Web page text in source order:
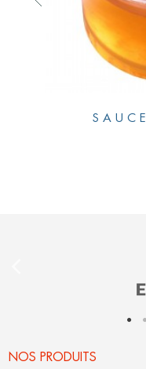
NOS PRODUITS